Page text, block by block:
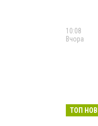
10:08
Вчора
ТОП